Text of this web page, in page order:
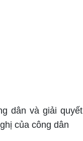
dân và giải quyết
của công dân